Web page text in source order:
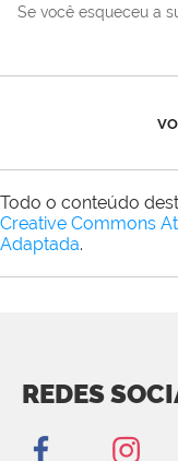
Se você esqueceu a
Todo o conteúdo
Creative Commons
Adaptada.
REDES